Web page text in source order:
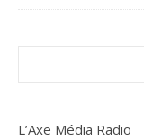
L’Axe Média Radio